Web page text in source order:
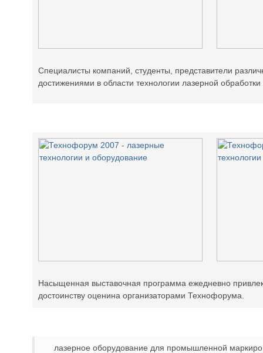
Специалисты компаний, студенты, представители
достижениями в области технологии лазерной
Насыщенная выставочная программа ежедневно
достоинству оценина организаторами Технофорума.
лазерное оборудование для промышленной